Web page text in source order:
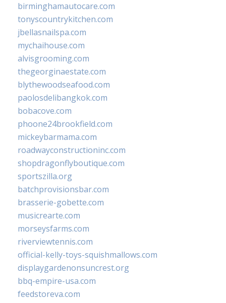
birminghamautocare.com
tonyscountrykitchen.com
jbellasnailspa.com
mychaihouse.com
alvisgrooming.com
thegeorginaestate.com
blythewoodseafood.com
paolosdelibangkok.com
bobacove.com
phoone24brookfield.com
mickeybarmama.com
roadwayconstructioninc.com
shopdragonflyboutique.com
sportszilla.org
batchprovisionsbar.com
brasserie-gobette.com
musicrearte.com
morseysfarms.com
riverviewtennis.com
official-kelly-toys-squishmallows.com
displaygardenonsuncrest.org
bbq-empire-usa.com
feedstoreva.com